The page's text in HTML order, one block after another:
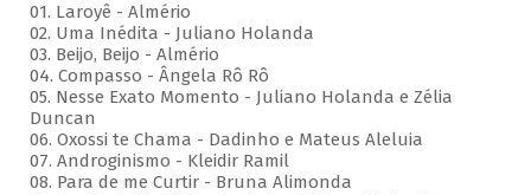
01. Laroyê - Almério
02. Uma Inédita - Juliano Holanda
03. Beijo, Beijo - Almério
04. Compasso - Ângela Rô Rô
05. Nesse Exato Momento - Juliano Holanda e Zélia
Duncan
06. Oxossi te Chama - Dadinho e Mateus Aleluia
07. Androginismo - Kleidir Ramil
08. Para de me Curtir - Bruna Alimonda